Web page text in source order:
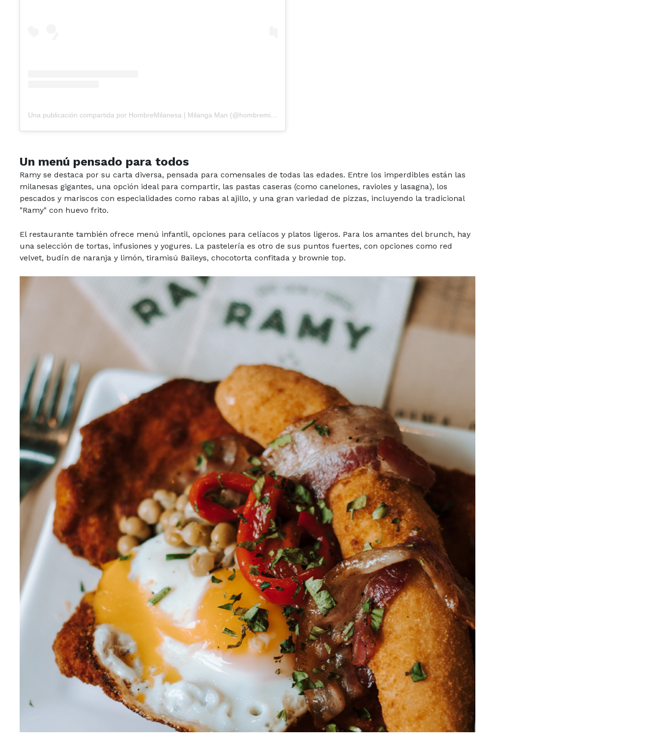
Una publicación compartida por HombreMilanesa | Milanga Man (@hombremilanesa)
Un menú pensado para todos
Ramy se destaca por su carta diversa, pensada para comensales de todas las edades. Entre los imperdibles están las
milanesas gigantes, una opción ideal para compartir, las pastas caseras (como canelones, ravioles y lasagna), los
pescados y mariscos con especialidades como rabas al ajillo, y una gran variedad de pizzas, incluyendo la tradicional
"Ramy" con huevo frito.
El restaurante también ofrece menú infantil, opciones para celíacos y platos ligeros. Para los amantes del brunch, hay
una selección de tortas, infusiones y yogures. La pastelería es otro de sus puntos fuertes, con opciones como red
velvet, budín de naranja y limón, tiramisú Baileys, chocotorta confitada y brownie top.